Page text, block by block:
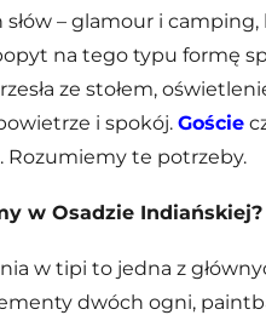
słów – glamour i
na tego typu formę
ze stołem,
i spokój. Goście
Rozumiemy te potrzeby.
w Osadzie Indiańskiej?
w tipi to jedna z
dwóch ogni,